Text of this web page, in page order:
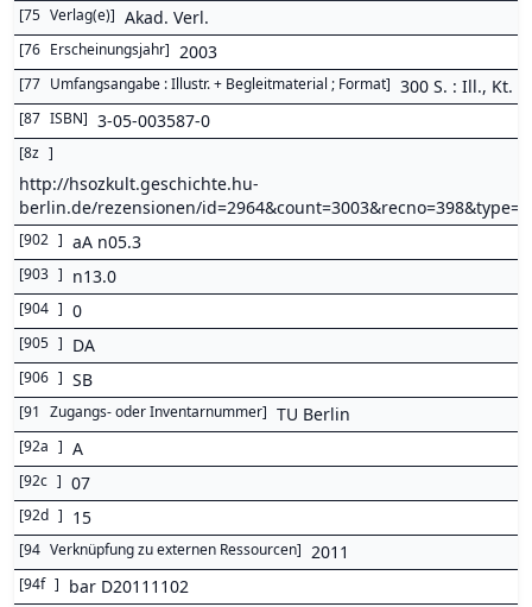
[75 Verlag(e)] Akad. Verl.
[76 Erscheinungsjahr] 2003
[77 Umfangsangabe : Illustr. + Begleitmaterial ; Format] 300 S. : Ill., Kt.
[87 ISBN] 3-05-003587-0
[8z ]
http://hsozkult.geschichte.hu-
berlin.de/rezensionen/
[902 ] aA n05.3
[903 ] n13.0
[904 ] 0
[905 ] DA
[906 ] SB
[91 Zugangs- oder Inventarnummer] TU Berlin
[92a ] A
[92c ] 07
[92d ] 15
[94 Verknüpfung zu externen Ressourcen] 2011
[94f ] bar D20111102